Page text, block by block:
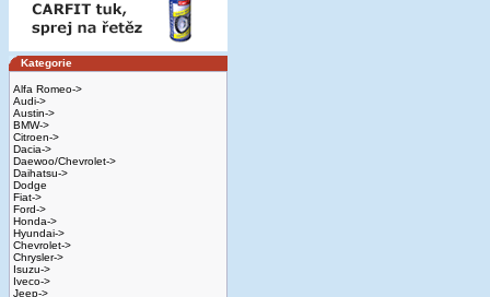
Kategorie
Alfa Romeo->
Audi->
Austin->
BMW->
Citroen->
Dacia->
Daewoo/Chevrolet->
Daihatsu->
Dodge
Fiat->
Ford->
Honda->
Hyundai->
Chevrolet->
Chrysler->
Isuzu->
Iveco->
Jeep->